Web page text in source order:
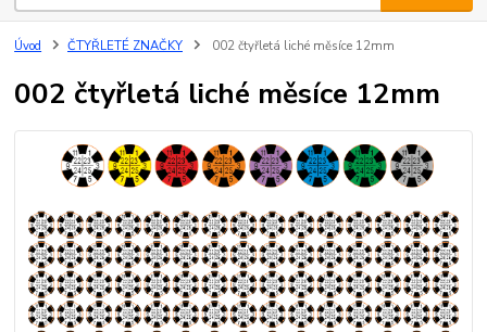
Úvod ČTYŘLETÉ ZNAČKY 002 čtyřletá liché měsíce 12mm
002 čtyřletá liché měsíce 12mm